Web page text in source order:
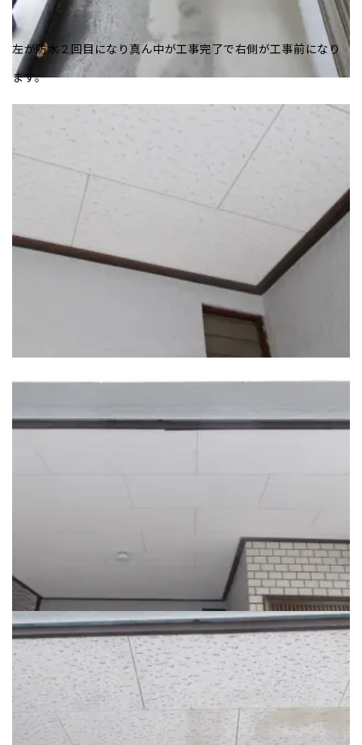
左が防水２回目になり真ん中が工事完了で右側が工事前になり
ます。